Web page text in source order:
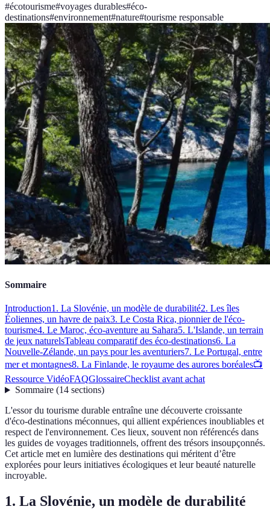
#écotourisme#voyages durables#éco-
destinations#environnement#nature#tourisme responsable
Sommaire
Introduction1. La Slovénie, un modèle de durabilité2. Les îles
Éoliennes, un havre de paix3. Le Costa Rica, pionnier de l'éco-
tourisme4. Le Maroc, éco-aventure au Sahara5. L'Islande, un terrain
de jeux naturelsTableau comparatif des éco-destinations6. La
Nouvelle-Zélande, un pays pour les aventuriers7. Le Portugal, entre
mer et montagnes8. La Finlande, le royaume des aurores boréales📺
Ressource VidéoFAQGlossaireChecklist avant achat
Sommaire(14 sections)
L'essor du tourisme durable entraîne une découverte croissante
d'éco-destinations méconnues, qui allient expériences inoubliables et
respect de l'environnement. Ces lieux, souvent non référencés dans
les guides de voyages traditionnels, offrent des trésors insoupçonnés.
Cet article met en lumière des destinations qui méritent d’être
explorées pour leurs initiatives écologiques et leur beauté naturelle
incroyable.
1. La Slovénie, un modèle de durabilité